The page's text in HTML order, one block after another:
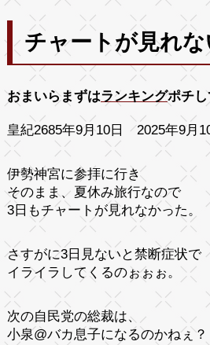
チャートが見れ
おまいらまずはランキングポチし
皇紀2685年9月10日 2025年9月
伊勢神宮に参拝に行き
そのまま、夏休み旅行なので
3日もチャートが見れなかった。
さすがに3日見ないと禁断症状で
イライラしてくるのぉぉぉ。
次の自民党の総裁は、
小泉@バカ息子になるのかねぇ？